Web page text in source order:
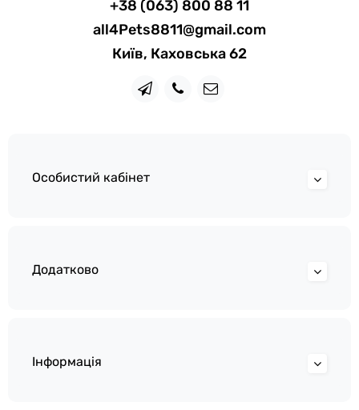
+38 (063) 800 88 11
all4Pets8811@gmail.com
Київ, Каховська 62
Особистий кабінет
Додатково
Інформація